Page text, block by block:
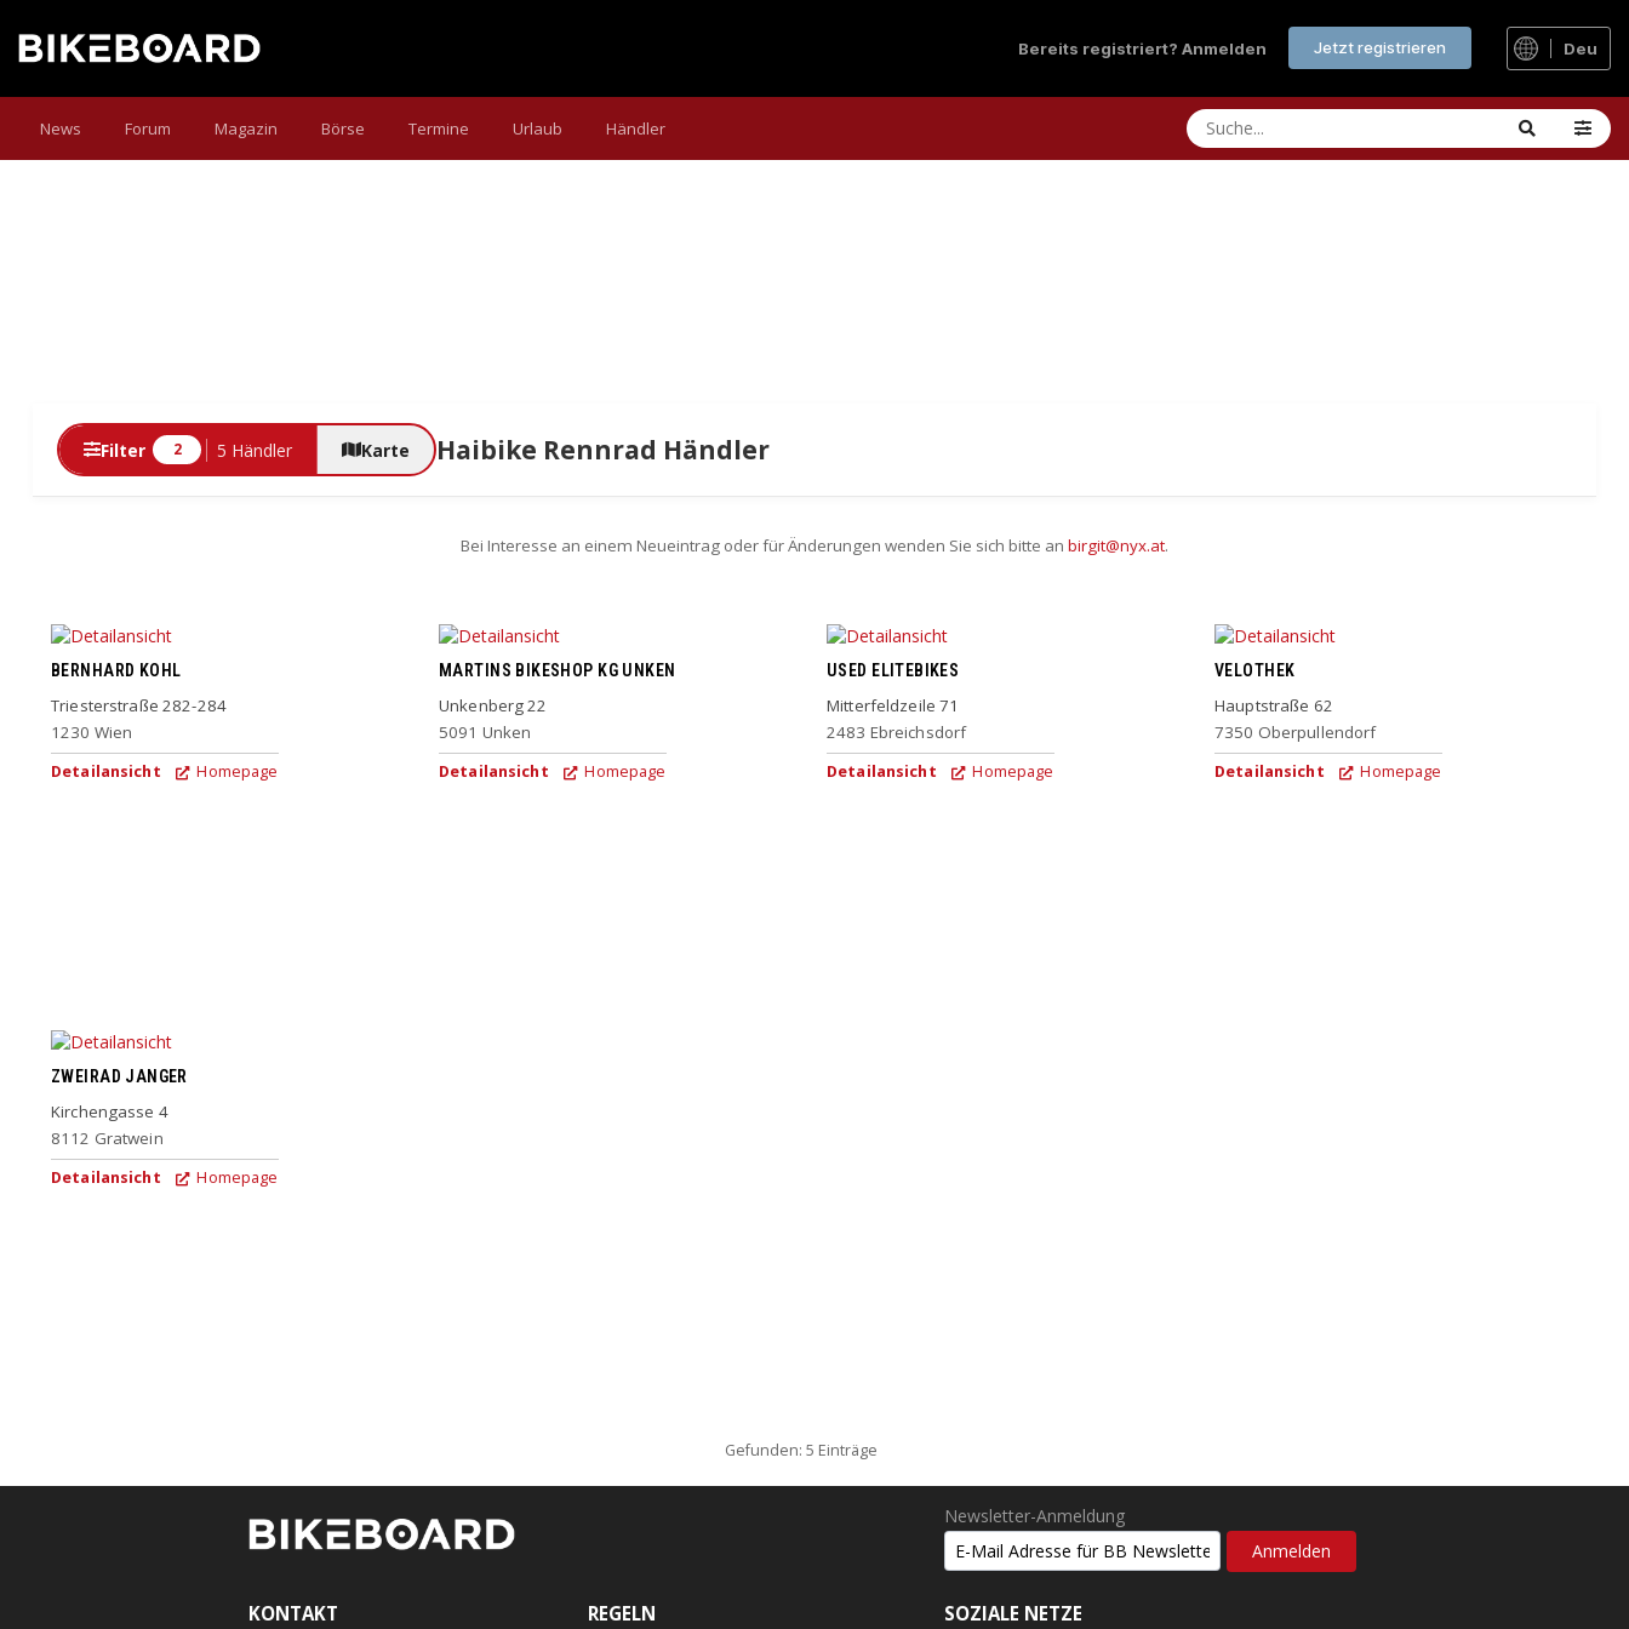
Bereits registriert? Anmelden Jetzt registrieren Deu
News Forum Magazin Börse Termine Urlaub Händler
Filter 2 5 Händler Karte Haibike Rennrad Händler
Bei Interesse an einem Neueintrag oder für Änderungen wenden Sie sich bitte an birgit@nyx.at.
BERNHARD KOHL
Triesterstraße 282-284
1230 Wien
Detailansicht Homepage
MARTINS BIKESHOP KG UNKEN
Unkenberg 22
5091 Unken
Detailansicht Homepage
USED ELITEBIKES
Mitterfeldzeile 71
2483 Ebreichsdorf
Detailansicht Homepage
VELOTHEK
Hauptstraße 62
7350 Oberpullendorf
Detailansicht Homepage
ZWEIRAD JANGER
Kirchengasse 4
8112 Gratwein
Detailansicht Homepage
Gefunden: 5 Einträge
Newsletter-Anmeldung
KONTAKT REGELN SOZIALE NETZE